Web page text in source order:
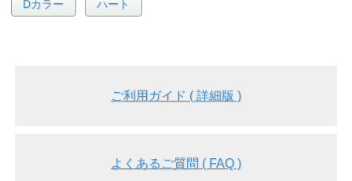
Dカラー ハート
ご利用ガイド ( 詳細版 )
よくあるご質問 ( FAQ )